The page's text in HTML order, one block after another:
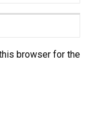
browser for the